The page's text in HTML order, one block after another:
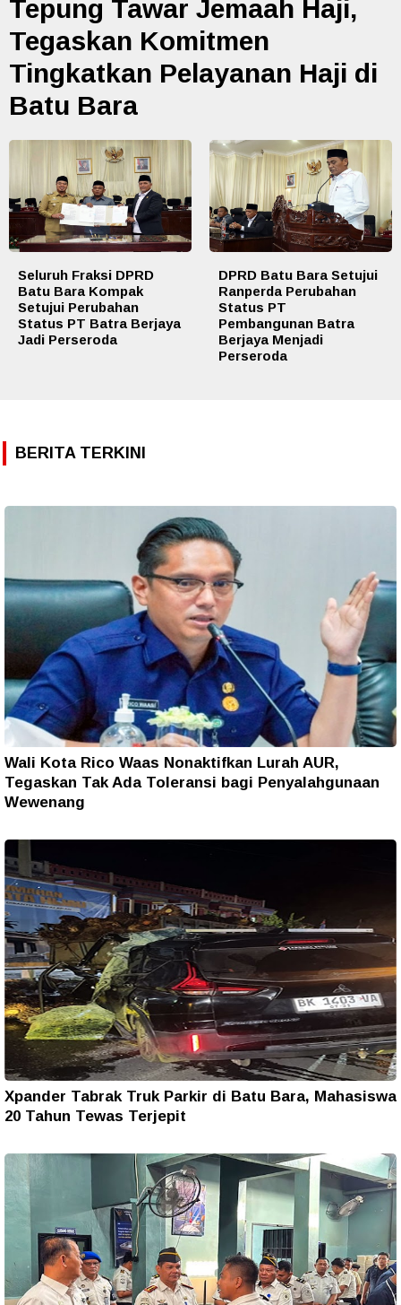
Tepung Tawar Jemaah Haji,
Tegaskan Komitmen
Tingkatkan Pelayanan Haji di
Batu Bara
Seluruh Fraksi DPRD
Batu Bara Kompak
Setujui Perubahan
Status PT Batra Berjaya
Jadi Perseroda
DPRD Batu Bara Setujui
Ranperda Perubahan
Status PT
Pembangunan Batra
Berjaya Menjadi
Perseroda
BERITA TERKINI
Wali Kota Rico Waas Nonaktifkan Lurah AUR,
Tegaskan Tak Ada Toleransi bagi Penyalahgunaan
Wewenang
Xpander Tabrak Truk Parkir di Batu Bara, Mahasiswa
20 Tahun Tewas Terjepit